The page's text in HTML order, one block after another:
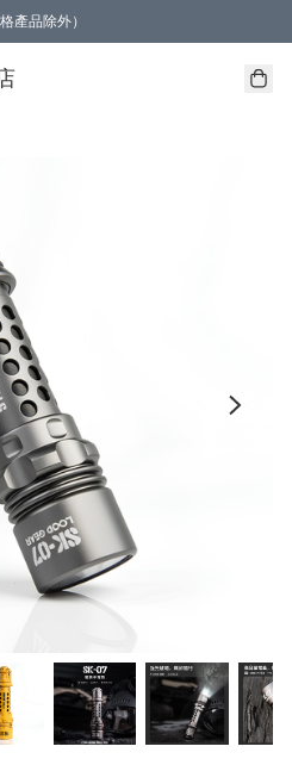
產品除外）
Small Ear Carabiner 2.0 扣環（贈品